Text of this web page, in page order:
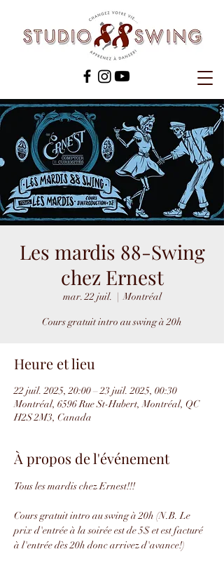
Les mardis 88-Swing
chez Ernest
mar. 22 juil.
  |
Montréal
Cours gratuit intro au swing à 20h
Heure et lieu
22 juil. 2025, 20:00 – 23 juil. 2025, 00:30
Montréal, 6596 Rue St-Hubert, Montréal, QC
H2S 2M3, Canada
À propos de l'événement
Tous les mardis chez Ernest!!!
Cours gratuit intro au swing à 20h (N.B. Le
prix d'entrée à la soirée est de 5$ et est facturé
à l'entrée dès 20h donc arrivez d'avance!)